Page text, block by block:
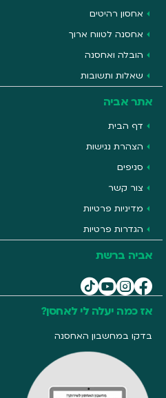
אחסון רהיטים
אחסנה לטווח ארוך
הובלה ואחסנה
שאלות ותשובות
אתר אביה
דף הבית
הצהרת נגישות
סניפים
צור קשר
מדיניות פרטיות
הגדרות פרטיות
אביה ברשת
אז כמה יעלה לי לאחסן?
בדקו במחשבון האחסנה